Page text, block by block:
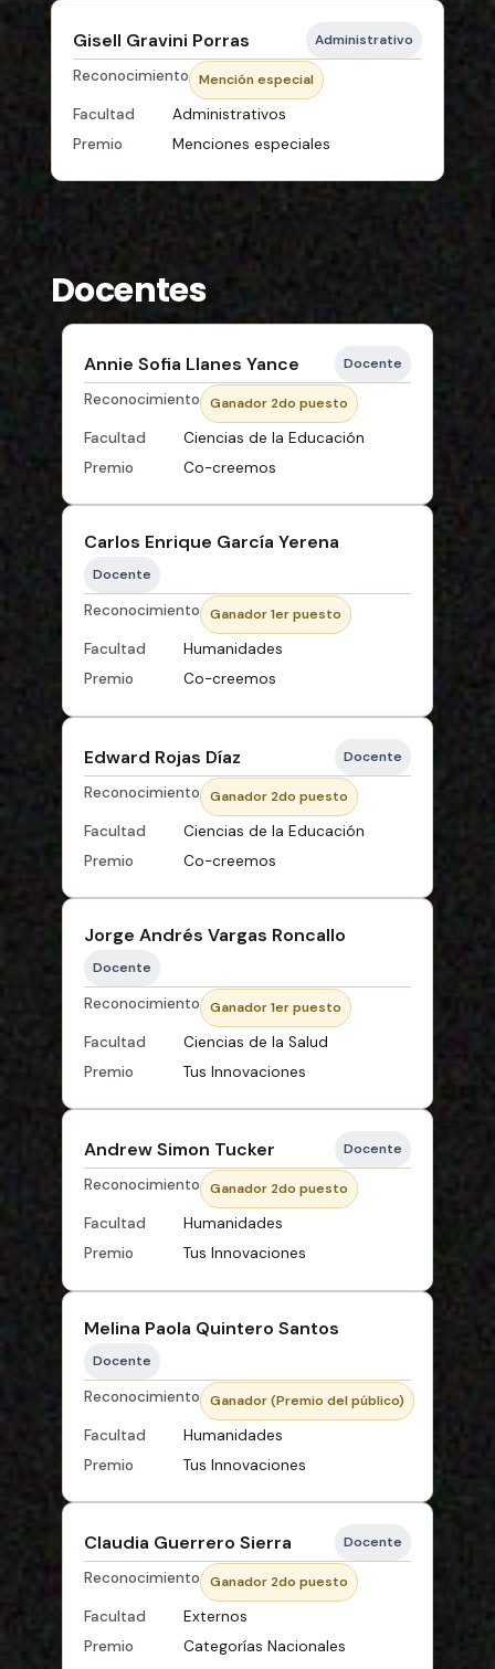
Gisell Gravini Porras Administrativo
Reconocimiento Mención especial
Facultad
Administrativos
Premio
Menciones especiales
Docentes
Annie Sofia Llanes Yance Docente
Reconocimiento Ganador 2do puesto
Facultad
Ciencias de la Educación
Premio
Co-creemos
Carlos Enrique García Yerena
Docente
Reconocimiento Ganador 1er puesto
Facultad
Humanidades
Premio
Co-creemos
Edward Rojas Díaz Docente
Reconocimiento Ganador 2do puesto
Facultad
Ciencias de la Educación
Premio
Co-creemos
Jorge Andrés Vargas Roncallo
Docente
Reconocimiento Ganador 1er puesto
Facultad
Ciencias de la Salud
Premio
Tus Innovaciones
Andrew Simon Tucker Docente
Reconocimiento Ganador 2do puesto
Facultad
Humanidades
Premio
Tus Innovaciones
Melina Paola Quintero Santos
Docente
Reconocimiento Ganador (Premio del público)
Facultad
Humanidades
Premio
Tus Innovaciones
Claudia Guerrero Sierra Docente
Reconocimiento Ganador 2do puesto
Facultad
Externos
Premio
Categorías Nacionales